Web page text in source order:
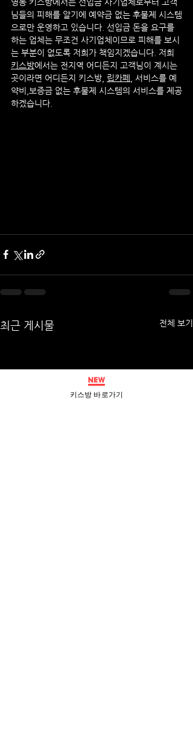
님들의 피해를 알기에 예약금 없는 후불제 시스템
으로만 운영하고 있습니다. 선입금 돈을 요구를
하는 업체는 무조건 사기업체이므로 피해를 보시
는 부분이 없도록 저희가 책임지겠습니다. 저희
키스방에서는 전지역 어디든지 고객님이 계시는
곳이라면 어디든지 키스방, 립카페
, 서비스를 예
약비,보증금 없는 후불제 시스템의 서비스를 제공
하겠습니다.
최근 게시물 전체 보기
키스방 바로가기